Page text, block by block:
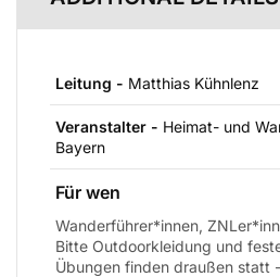
Leitung - Matthias Kühnlenz
Veranstalter - Heimat- und
Bayern
Für wen
Wanderführer*innen,
Bitte Outdoorkleidung und
Übungen finden draußen statt